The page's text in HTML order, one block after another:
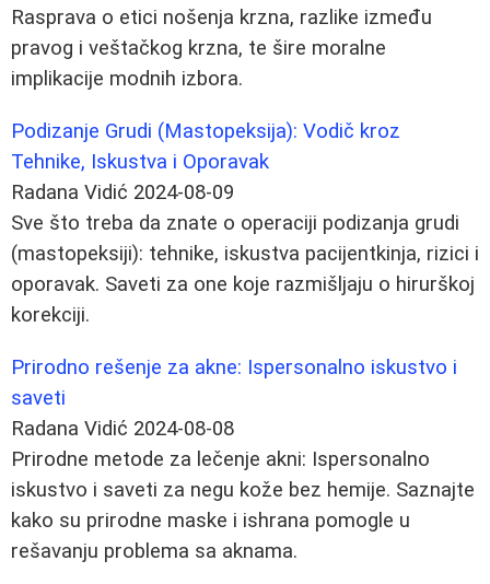
Rasprava o etici nošenja krzna, razlike između
pravog i veštačkog krzna, te šire moralne
implikacije modnih izbora.
Podizanje Grudi (Mastopeksija): Vodič kroz
Tehnike, Iskustva i Oporavak
Radana Vidić 2024-08-09
Sve što treba da znate o operaciji podizanja grudi
(mastopeksiji): tehnike, iskustva pacijentkinja, rizici i
oporavak. Saveti za one koje razmišljaju o hirurškoj
korekciji.
Prirodno rešenje za akne: Ispersonalno iskustvo i
saveti
Radana Vidić 2024-08-08
Prirodne metode za lečenje akni: Ispersonalno
iskustvo i saveti za negu kože bez hemije. Saznajte
kako su prirodne maske i ishrana pomogle u
rešavanju problema sa aknama.